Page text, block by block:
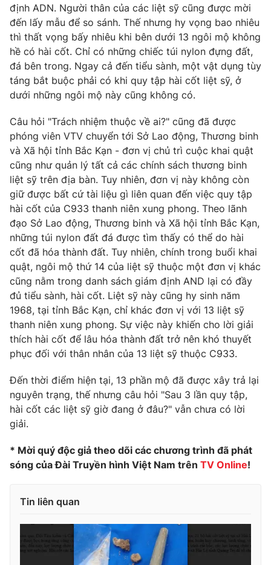
Emagazine Podcast
Photo Infographic
Video Shorts video
VTV Sức khoẻ Bất động sản
Thị trường 24h Tấm lòng Việt
VTV4 Vươn mình bằng AI
VTV9 VTV8
Liên hệ tòa soạn English
THỜI BÁO VTV
Theo dõi báo trên
Cơ quan chủ quản:Đài Truyền hình Việt Nam
Cơ quan báo chí:Thời báo VTV
Tổng Biên tập:Vũ Thanh Thủy
Phó Tổng Biên tập:Nguyễn Thị Mỹ Hạnh, Phạm Quốc Thắng,
Nguyễn Trọng Ninh
Tổng đài VTV: 024.38 355 931 - 024.38 355 932
định ADN. Người thân của các liệt sỹ cũng được mời
đến lấy mẫu để so sánh. Thế nhưng hy vọng bao nhiêu
thì thất vọng bấy nhiêu khi bên dưới 13 ngôi mộ không
hề có hài cốt. Chỉ có những chiếc túi nylon đựng đất,
đá bên trong. Ngay cả đến tiểu sành, một vật dụng tùy
táng bắt buộc phải có khi quy tập hài cốt liệt sỹ, ở
dưới những ngôi mộ này cũng không có.
Câu hỏi "Trách nhiệm thuộc về ai?" cũng đã được
phóng viên VTV chuyển tới Sở Lao động, Thương binh
và Xã hội tỉnh Bắc Kạn - đơn vị chủ trì cuộc khai quật
cũng như quản lý tất cả các chính sách thương binh
liệt sỹ trên địa bàn. Tuy nhiên, đơn vị này không còn
giữ được bất cứ tài liệu gì liên quan đến việc quy tập
hài cốt của C933 thanh niên xung phong. Theo lãnh
đạo Sở Lao động, Thương binh và Xã hội tỉnh Bắc Kạn,
những túi nylon đất đá được tìm thấy có thể do hài
cốt đã hóa thành đất. Tuy nhiên, chính trong buổi khai
quật, ngôi mộ thứ 14 của liệt sỹ thuộc một đơn vị khác
cũng nằm trong danh sách giám định AND lại có đầy
đủ tiểu sành, hài cốt. Liệt sỹ này cũng hy sinh năm
1968, tại tỉnh Bắc Kạn, chỉ khác đơn vị với 13 liệt sỹ
thanh niên xung phong. Sự việc này khiến cho lời giải
thích hài cốt để lâu hóa thành đất trở nên khó thuyết
phục đối với thân nhân của 13 liệt sỹ thuộc C933.
Đến thời điểm hiện tại, 13 phần mộ đã được xây trả lại
nguyên trạng, thế nhưng câu hỏi "Sau 3 lần quy tập,
hài cốt các liệt sỹ giờ đang ở đâu?" vẫn chưa có lời
giải.
* Mời quý độc giả theo dõi các chương trình đã phát
sóng của Đài Truyền hình Việt Nam trên TV Online!
Tin liên quan